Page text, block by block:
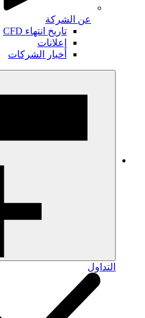
عن الشركة
تاريخ انتهاء CFD
إعلانات
أخبار الشركات
التداول